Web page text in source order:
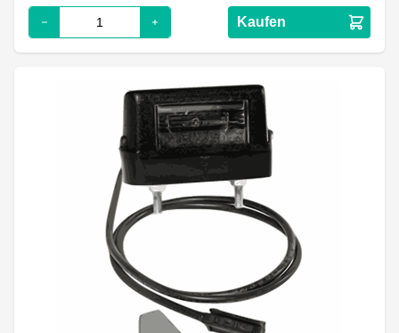
Kaufen